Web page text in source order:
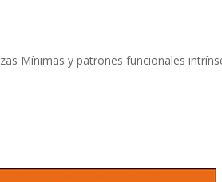
Mínimas y patrones funcionales